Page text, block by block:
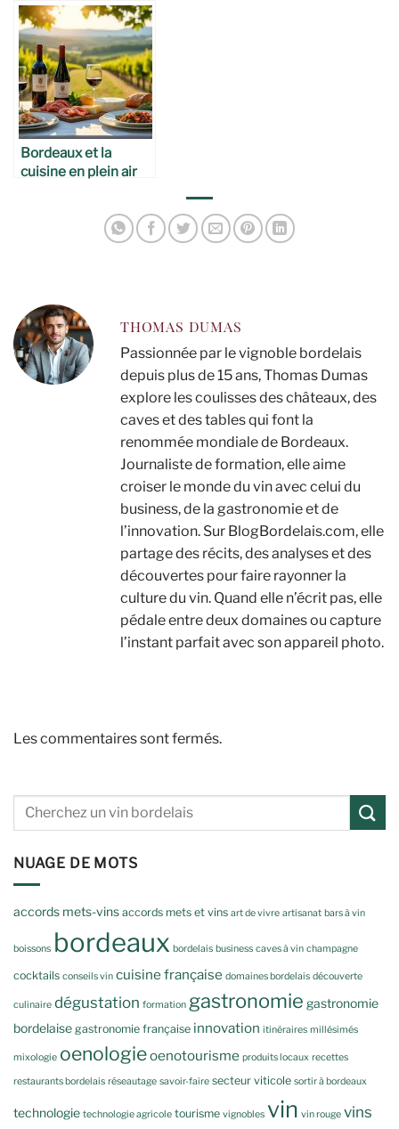
Bordeaux et la
cuisine en plein air
THOMAS DUMAS
Passionnée par le vignoble bordelais
depuis plus de 15 ans, Thomas Dumas
explore les coulisses des châteaux, des
caves et des tables qui font la
renommée mondiale de Bordeaux.
Journaliste de formation, elle aime
croiser le monde du vin avec celui du
business, de la gastronomie et de
l’innovation. Sur BlogBordelais.com, elle
partage des récits, des analyses et des
découvertes pour faire rayonner la
culture du vin. Quand elle n’écrit pas, elle
pédale entre deux domaines ou capture
l’instant parfait avec son appareil photo.
Les commentaires sont fermés.
NUAGE DE MOTS
accords mets-vins accords mets et vins art de vivre artisanat bars à vin
boissons bordeaux bordelais business caves à vin champagne
cocktails conseils vin cuisine française domaines bordelais découverte
culinaire dégustation formation gastronomie gastronomie
bordelaise gastronomie française innovation itinéraires millésimés
mixologie oenologieoenotourisme produits locaux recettes
restaurants bordelais réseautage savoir-faire secteur viticole sortir à bordeaux
technologie technologie agricole tourisme vignobles vin vin rouge vins